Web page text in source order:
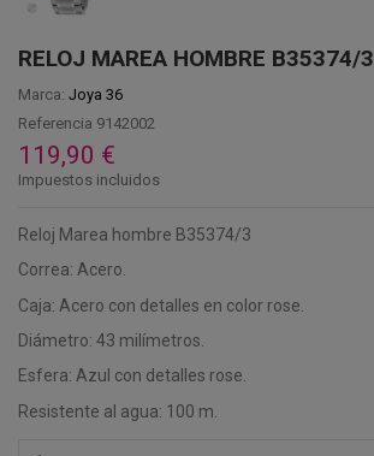
RELOJ MAREA HOMBRE B35374/3
Marca: Joya 36
Referencia 9142002
119,90 €
Impuestos incluidos
Reloj Marea hombre B35374/3
Correa: Acero.
Caja: Acero con detalles en color rose.
Diámetro: 43 milímetros.
Esfera: Azul con detalles rose.
Resistente al agua: 100 m.